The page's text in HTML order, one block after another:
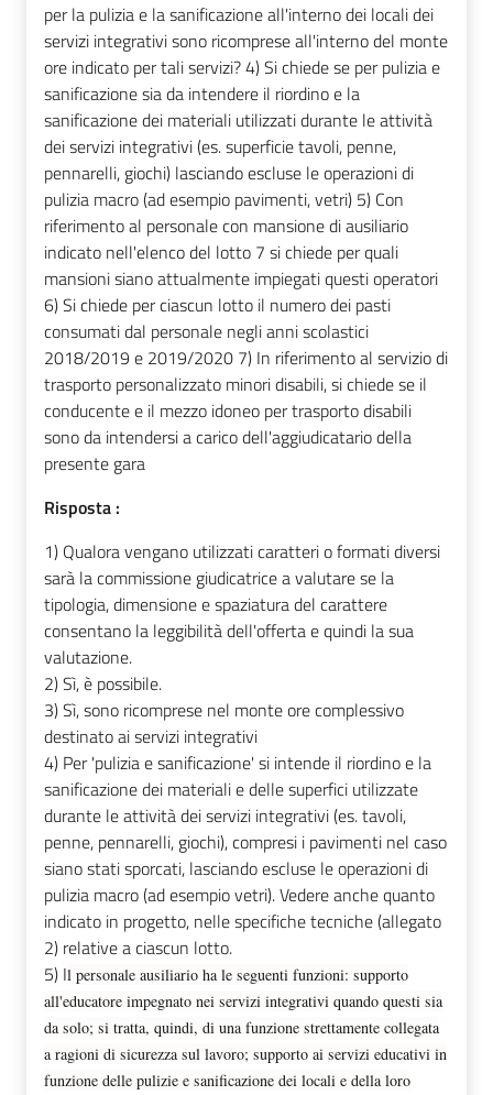
per la pulizia e la sanificazione all'interno dei locali dei
servizi integrativi sono ricomprese all'interno del monte
ore indicato per tali servizi? 4) Si chiede se per pulizia e
sanificazione sia da intendere il riordino e la
sanificazione dei materiali utilizzati durante le attività
dei servizi integrativi (es. superficie tavoli, penne,
pennarelli, giochi) lasciando escluse le operazioni di
pulizia macro (ad esempio pavimenti, vetri) 5) Con
riferimento al personale con mansione di ausiliario
indicato nell'elenco del lotto 7 si chiede per quali
mansioni siano attualmente impiegati questi operatori
6) Si chiede per ciascun lotto il numero dei pasti
consumati dal personale negli anni scolastici
2018/2019 e 2019/2020 7) In riferimento al servizio di
trasporto personalizzato minori disabili, si chiede se il
conducente e il mezzo idoneo per trasporto disabili
sono da intendersi a carico dell'aggiudicatario della
presente gara
Risposta :
1) Qualora vengano utilizzati caratteri o formati diversi
sarà la commissione giudicatrice a valutare se la
tipologia, dimensione e spaziatura del carattere
consentano la leggibilità dell'offerta e quindi la sua
valutazione.
2) Sì, è possibile.
3) Sì, sono ricomprese nel monte ore complessivo
destinato ai servizi integrativi
4) Per 'pulizia e sanificazione' si intende il riordino e la
sanificazione dei materiali e delle superfici utilizzate
durante le attività dei servizi integrativi (es. tavoli,
penne, pennarelli, giochi), compresi i pavimenti nel caso
siano stati sporcati, lasciando escluse le operazioni di
pulizia macro (ad esempio vetri). Vedere anche quanto
indicato in progetto, nelle specifiche tecniche (allegato
2) relative a ciascun lotto.
5) Il personale ausiliario ha le seguenti funzioni: supporto
all'educatore impegnato nei servizi integrativi quando questi sia
da solo; si tratta, quindi, di una funzione strettamente collegata
a ragioni di sicurezza sul lavoro; supporto ai servizi educativi in
funzione delle pulizie e sanificazione dei locali e della loro